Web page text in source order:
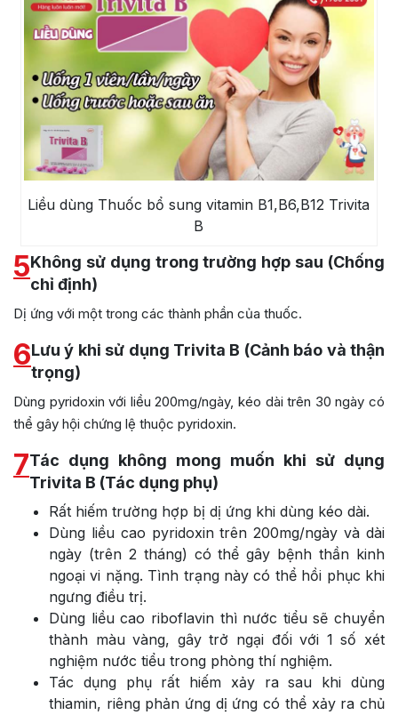
Liều dùng Thuốc bổ sung vitamin B1,B6,B12 Trivita
B
5Không sử dụng trong trường hợp sau (Chống
chỉ định)
Dị ứng với một trong các thành phần của thuốc.
6Lưu ý khi sử dụng Trivita B (Cảnh báo và thận
trọng)
Dùng pyridoxin với liều 200mg/ngày, kéo dài trên 30 ngày có
thể gây hội chứng lệ thuộc pyridoxin.
7Tác dụng không mong muốn khi sử dụng
Trivita B (Tác dụng phụ)
Rất hiếm trường hợp bị dị ứng khi dùng kéo dài.
Dùng liều cao pyridoxin trên 200mg/ngày và dài
ngày (trên 2 tháng) có thể gây bệnh thần kinh
ngoại vi nặng. Tình trạng này có thể hồi phục khi
ngưng điều trị.
Dùng liều cao riboflavin thì nước tiểu sẽ chuyển
thành màu vàng, gây trở ngại đối với 1 số xét
nghiệm nước tiểu trong phòng thí nghiệm.
Tác dụng phụ rất hiếm xảy ra sau khi dùng
thiamin, riêng phản ứng dị ứng có thể xảy ra chủ